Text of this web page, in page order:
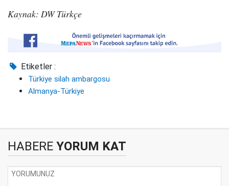
Kaynak: DW Türkçe
Etiketler :
Türkiye silah ambargosu
Almanya-Türkiye
HABERE YORUM KAT